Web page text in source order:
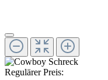
Regulärer Preis: